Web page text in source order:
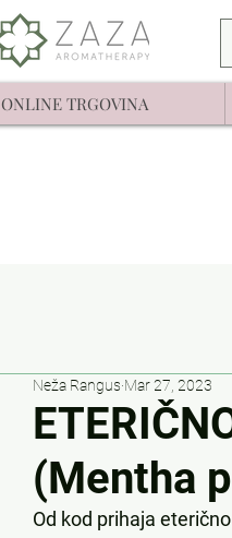
ONLINE TRGOVINA
(Mentha
Neža Rangus Mar 27, 2023
Od kod prihaja